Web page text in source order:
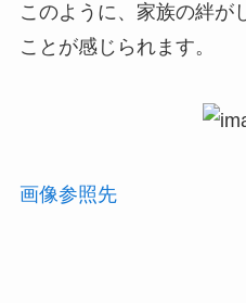
このように、家族の絆が
ことが感じられます。
画像参照先